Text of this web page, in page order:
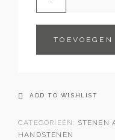
ADD TO WISHLIST
CATEGORIEËN: STENEN
HANDSTENEN